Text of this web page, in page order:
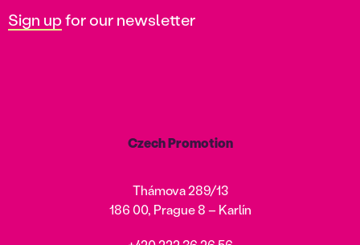
Sign upfor our newsletter
Czech Promotion
Thámova 289/13
186 00, Prague 8 – Karlín